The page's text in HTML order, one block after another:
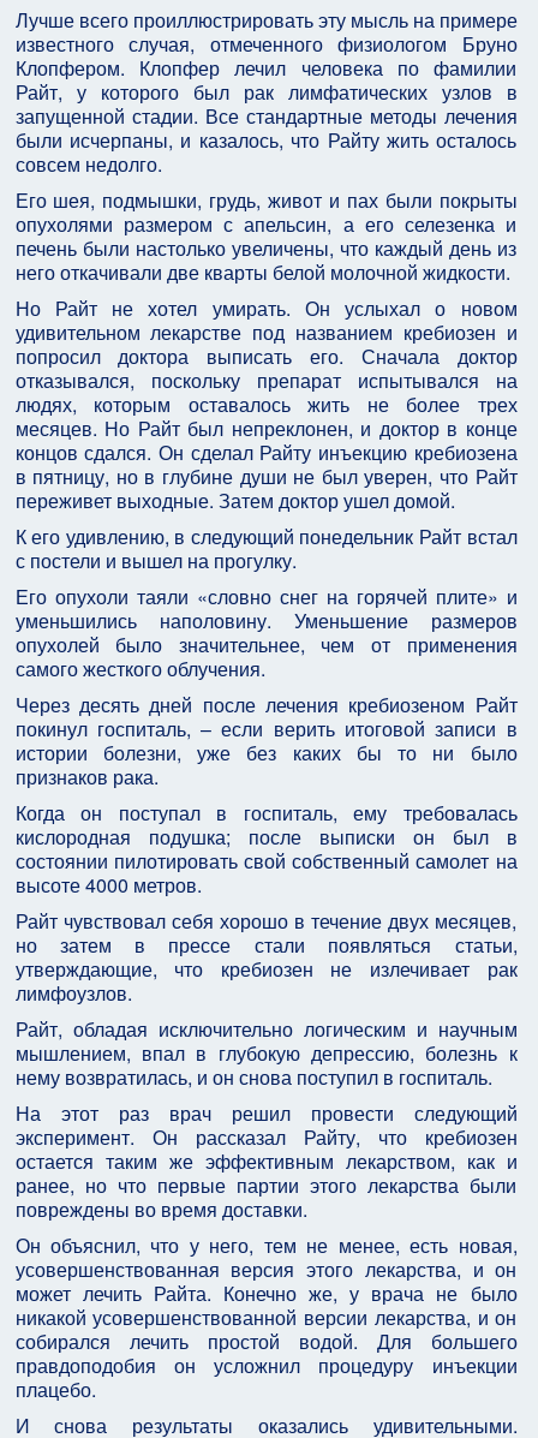
Лучше всего проиллюстрировать эту мысль на примере
известного случая, отмеченного физиологом Бруно
Клопфером. Клопфер лечил человека по фамилии
Райт, у которого был рак лимфатических узлов в
запущенной стадии. Все стандартные методы лечения
были исчерпаны, и казалось, что Райту жить осталось
совсем недолго.
Его шея, подмышки, грудь, живот и пах были покрыты
опухолями размером с апельсин, а его селезенка и
печень были настолько увеличены, что каждый день из
него откачивали две кварты белой молочной жидкости.
Но Райт не хотел умирать. Он услыхал о новом
удивительном лекарстве под названием кребиозен и
попросил доктора выписать его. Сначала доктор
отказывался, поскольку препарат испытывался на
людях, которым оставалось жить не более трех
месяцев. Но Райт был непреклонен, и доктор в конце
концов сдался. Он сделал Райту инъекцию кребиозена
в пятницу, но в глубине души не был уверен, что Райт
переживет выходные. Затем доктор ушел домой.
К его удивлению, в следующий понедельник Райт встал
с постели и вышел на прогулку.
Его опухоли таяли «словно снег на горячей плите» и
уменьшились наполовину. Уменьшение размеров
опухолей было значительнее, чем от применения
самого жесткого облучения.
Через десять дней после лечения кребиозеном Райт
покинул госпиталь, – если верить итоговой записи в
истории болезни, уже без каких бы то ни было
признаков рака.
Когда он поступал в госпиталь, ему требовалась
кислородная подушка; после выписки он был в
состоянии пилотировать свой собственный самолет на
высоте 4000 метров.
Райт чувствовал себя хорошо в течение двух месяцев,
но затем в прессе стали появляться статьи,
утверждающие, что кребиозен не излечивает рак
лимфоузлов.
Райт, обладая исключительно логическим и научным
мышлением, впал в глубокую депрессию, болезнь к
нему возвратилась, и он снова поступил в госпиталь.
На этот раз врач решил провести следующий
эксперимент. Он рассказал Райту, что кребиозен
остается таким же эффективным лекарством, как и
ранее, но что первые партии этого лекарства были
повреждены во время доставки.
Он объяснил, что у него, тем не менее, есть новая,
усовершенствованная версия этого лекарства, и он
может лечить Райта. Конечно же, у врача не было
никакой усовершенствованной версии лекарства, и он
собирался лечить простой водой. Для большего
правдоподобия он усложнил процедуру инъекции
плацебо.
И снова результаты оказались удивительными.